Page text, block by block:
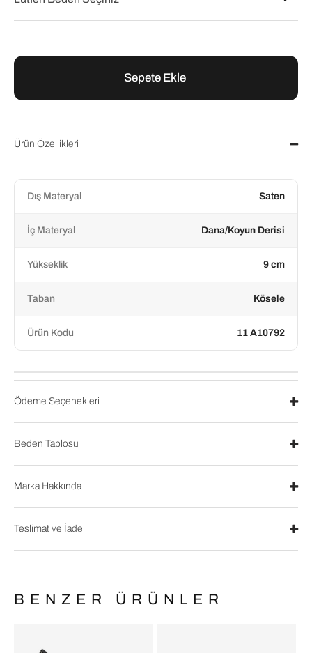
₺11.750,00
Ürün Özellikleri
Dış Materyal Saten
İç Materyal Dana/Koyun Derisi
Yükseklik 9 cm
Taban Kösele
Ürün Kodu 11 A10792
Ödeme Seçenekleri
Beden Tablosu
Marka Hakkında
Teslimat ve İade
BENZER ÜRÜNLER